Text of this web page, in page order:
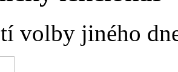
volby jiného